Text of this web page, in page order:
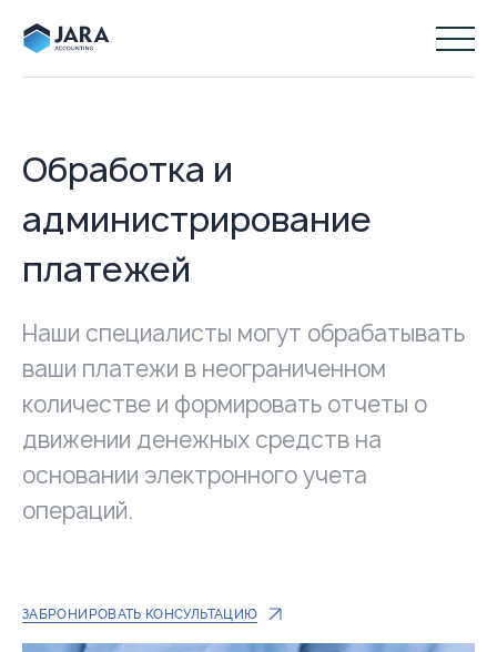
Обработка и
администрирование
платежей
Наши специалисты могут обрабатывать
ваши платежи в неограниченном
количестве и формировать отчеты о
движении денежных средств на
основании электронного учета
операций.
ЗАБРОНИРОВАТЬ КОНСУЛЬТАЦИЮ